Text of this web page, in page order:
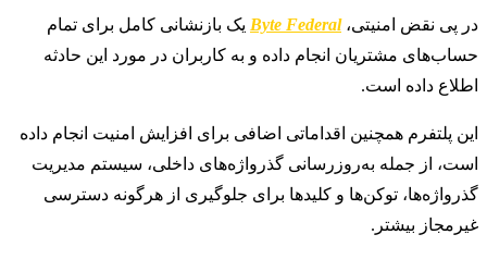
در پی نقض امنیتی،Byte Federal یک بازنشانی کامل برای تمام
حساب‌های مشتریان انجام داده و به کاربران در مورد این حادثه
اطلاع داده است.
این پلتفرم همچنین اقداماتی اضافی برای افزایش امنیت انجام داده
است، از جمله به‌روزرسانی گذرواژه‌های داخلی، سیستم مدیریت
گذرواژه‌ها، توکن‌ها و کلیدها برای جلوگیری از هرگونه دسترسی
غیرمجاز بیشتر.